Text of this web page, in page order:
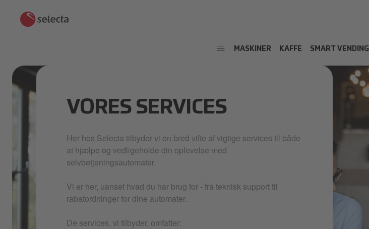
MASKINER KAFFE SMART VENDING
VORES SERVICES
Her hos Selecta tilbyder vi en bred vifte af vigtige services til både
at hjælpe og vedligeholde din oplevelse med
selvbetjeningsautomater.
Vi er her, uanset hvad du har brug for - fra teknisk support til
rabatordninger for dine automater.
De services, vi tilbyder, omfatter: